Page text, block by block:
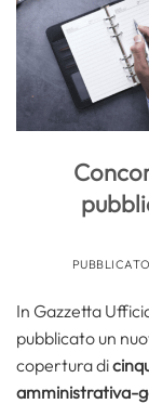
In Gazzetta
pubblicato un
copertura di
amministrativa-